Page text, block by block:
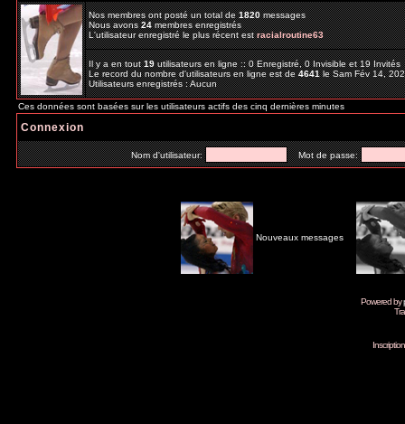
Nos membres ont posté un total de1820messages
Nous avons24membres enregistrés
L'utilisateur enregistré le plus récent estracialroutine63
Il y a en tout19utilisateurs en ligne :: 0 Enregistré, 0 Invisible et 19
Le record du nombre d'utilisateurs en ligne est de4641le Sam Fév 14,
Utilisateurs enregistrés : Aucun
Ces données sont basées sur les utilisateurs actifs des cinq dernières minutes
Connexion
Nom d'utilisateur: Mot de passe:
Nouveaux messages
Powered by